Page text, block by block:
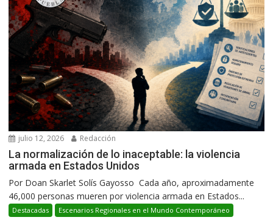
julio 12, 2026 Redacción
La normalización de lo inaceptable: la violencia
armada en Estados Unidos
Por Doan Skarlet Solís Gayosso Cada año, aproximadamente
46,000 personas mueren por violencia armada en Estados...
Destacadas Escenarios Regionales en el Mundo Contemporáneo